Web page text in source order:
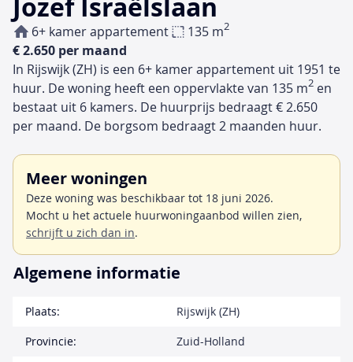
6+ kamer appartement 135 m2
€ 2.650 per maand
In Rijswijk (ZH) is een 6+ kamer appartement uit 1951 te
huur. De woning heeft een oppervlakte van 135 m2 en
bestaat uit 6 kamers. De huurprijs bedraagt € 2.650
per maand. De borgsom bedraagt 2 maanden huur.
Meer woningen
Deze woning was beschikbaar tot 18 juni 2026.
Mocht u het actuele huurwoningaanbod willen zien,
schrijft u zich dan in.
Algemene informatie
Plaats:
Rijswijk (ZH)
Provincie:
Zuid-Holland